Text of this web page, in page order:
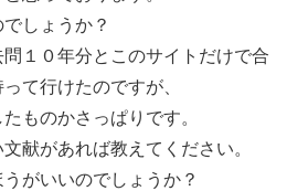
しょうか？
１０年分とこのサイトだけで合
て行けたのですが、
ものかさっぱりです。
献があれば教えてください。
がいいのでしょうか？